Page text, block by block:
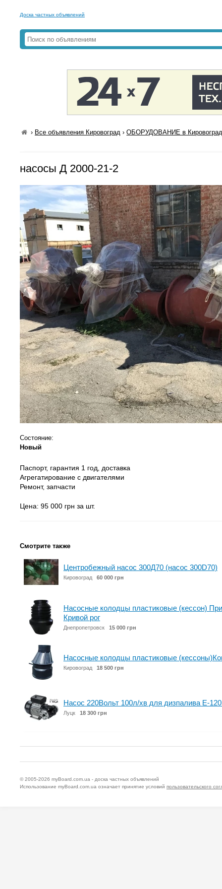
Доска частных объявлений
› Все объявления Кировоград ›ОБОРУДОВАНИЕ в
насосы Д 2000-21-2
Состояние:
Новый
Паспорт, гарантия 1 год, доставка
Агрегатирование с двигателями
Ремонт, запчасти
Цена: 95 000 грн за шт.
Смотрите также
Центробежный насос 300Д70 (насос 300D70)
Кировоград 60 000 грн
Насосные колодцы пластиковые (кессон)
Кривой рог
Днепропетровск 15 000 грн
Насосные колодцы пластиковые
Кировоград 18 500 грн
Насос 220Вольт 100л/хв для дизпалива E-
Луцк 18 300 грн
© 2005-2026 myBoard.com.ua - доска частных объявлений
Использование myBoard.com.ua означает принятие условий пользовательского